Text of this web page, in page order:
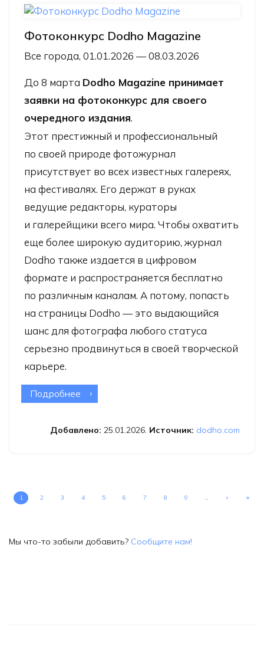
Фотоконкурс Dodho Magazine
Все города, 01.01.2026 — 08.03.2026
До 8 марта Dodho Magazine принимает
заявки на фотоконкурс для своего
очередного издания.
Этот престижный и профессиональный
по своей природе фотожурнал
присутствует во всех известных галереях,
на фестивалях. Его держат в руках
ведущие редакторы, кураторы
и галерейщики всего мира. Чтобы охватить
еще более широкую аудиторию, журнал
Dodho также издается в цифровом
формате и распространяется бесплатно
по различным каналам. А потому, попасть
на страницы Dodho — это выдающийся
шанс для фотографа любого статуса
серьезно продвинуться в своей творческой
карьере.
Подробнее о Фотоконкурс Dodho Magazine
Добавлено: 25.01.2026. Источник: dodho.com
1 2 3 4 5 6 7 8 9 … › »
Мы что-то забыли добавить? Сообщите нам!